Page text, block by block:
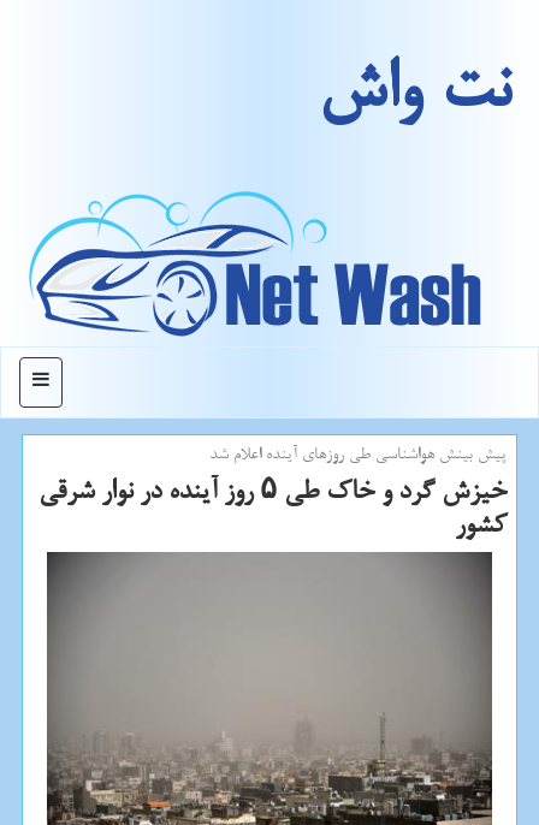
نت واش
منو
پیش بینش هواشناسی طی روزهای آینده اعلام شد
خیزش گرد و خاك طی ۵ روز آینده در نوار شرقی
كشور